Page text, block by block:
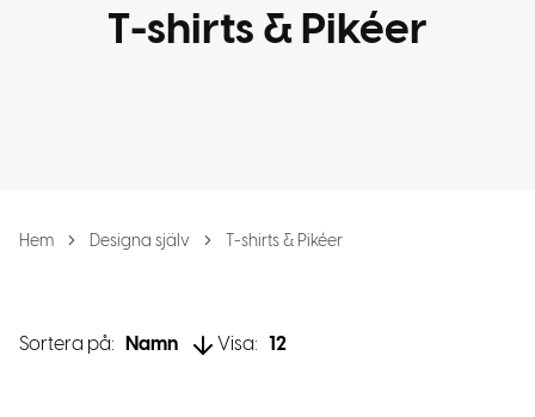
T-shirts & Pikéer
Hem Designa själv T-shirts & Pikéer
Sortera på: Namn Visa: 12